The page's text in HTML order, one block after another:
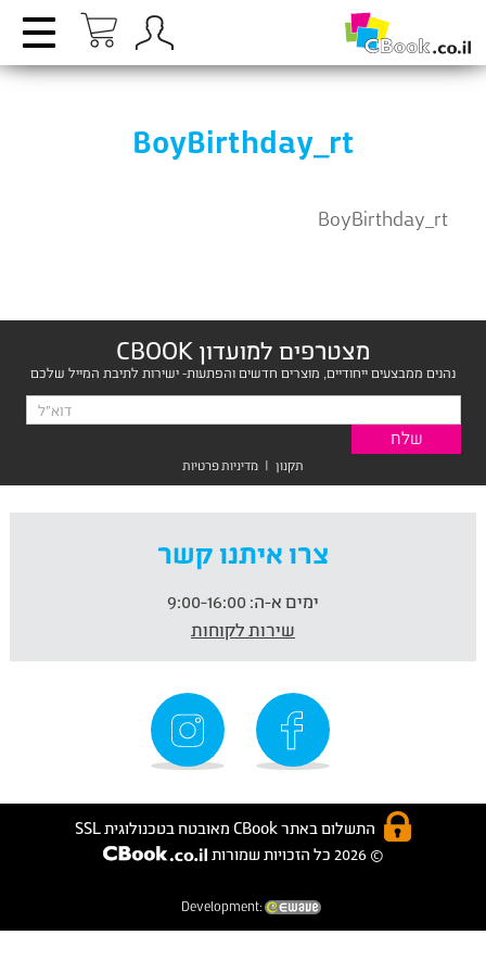
BoyBirthday_rt
BoyBirthday_rt
מצטרפים למועדון CBOOK
נהנים ממבצעים ייחודיים, מוצרים חדשים והפתעות- ישירות לתיבת המייל שלכם
תקנון | מדיניות פרטיות
צרו איתנו קשר
ימים א-ה:
שירות לקוחות
התשלום באתר CBook מאובטח בטכנולוגית SSL
© 2026 כל הזכויות שמורות
Development: